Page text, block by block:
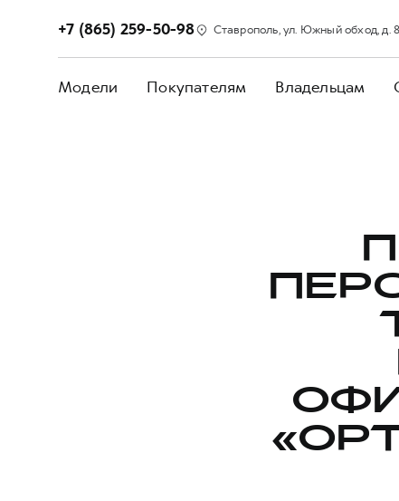
+7 (865) 259-50-98 Ставрополь, ул. Южный обход, д. 8
Модели Покупателям Владельцам